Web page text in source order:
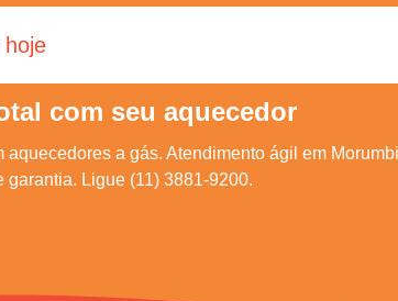
hoje
com seu aquecedor
aquecedores a gás. Atendimento ágil em
garantia. Ligue (11) 3881-9200.